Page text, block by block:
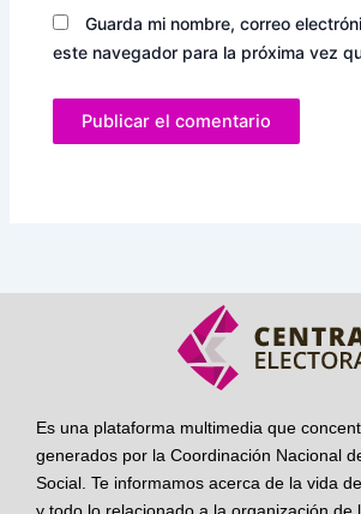
Guarda mi nombre, correo
este navegador para la próxima vez
Es una plataforma multimedia que
generados por la Coordinación Nacional
Social. Te informamos acerca de la vida